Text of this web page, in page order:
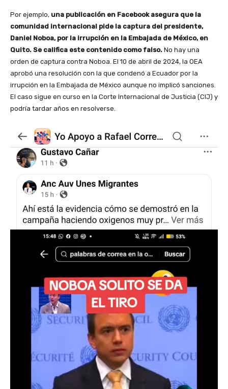
Por ejemplo, una publicación en Facebook asegura que la
comunidad internacional pide la captura del presidente,
Daniel Noboa, por la irrupción en la Embajada de México, en
Quito. Se califica este contenido como falso. No hay una
orden de captura contra Noboa. El 10 de abril de 2024, la OEA
aprobó una resolución con la que condenó a Ecuador por la
irrupción en la Embajada de México aunque no implicó sanciones.
El caso sigue en curso en la Corte Internacional de Justicia (CIJ) y
podría tardar años en resolverse.